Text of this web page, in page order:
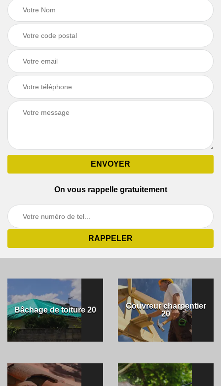
On vous rappelle gratuitement
Bâchage de toiture 20
Couvreur charpentier
20